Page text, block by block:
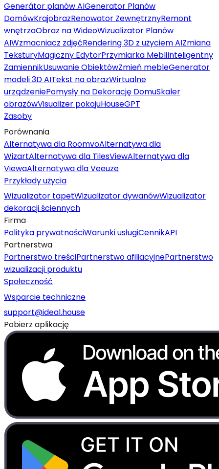
Generátor planów AIGenerator Planów
DomówKrajobrazRenowator ZewnętrznyRemont
wnętrzaObraz na WideoWizualizator Planów
AIWzmacniacz zdjęćRendering 3D z użyciem AIZmiana
TeksturyMagiczny EdytorPrzymiarka MebliInteligentny
ZamiennikUsuwanie ObiektówZmień mebleGenerator
modeli 3D AITekst na obrazWirtualne
urządzeniePomysły na Dekorację DomuSkaler
obrazówVisualizer pokojuHouseGPT
Zasoby
Porównania
Alternatywa dla RoomvoAlternatywa dla
WizartAlternatywa dla TilesViewAlternatywa dla
ViewaAlternatywa dla Veeuze
Przykłady użycia
Wizualizator tapetWizualizator dywanówWizualizator
dekoracji ściennych
Firma
Polityka prywatnościWarunki usługiCennikAPI
Partnerstwa
Partnerstwo treściPartnerstwo afiliacyjnePartnerstwo
wizualizacji produktu
Społeczność
Wsparcie techniczne
support@ideal.house
Pobierz aplikację